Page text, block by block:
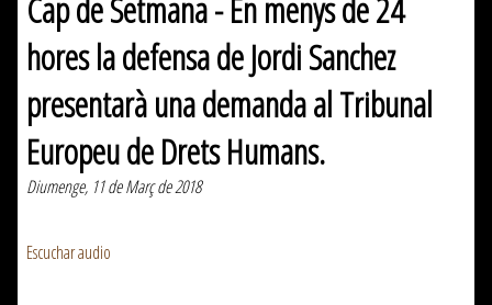
Cap de Setmana - En menys de 24
hores la defensa de Jordi Sanchez
presentarà una demanda al Tribunal
Europeu de Drets Humans.
Diumenge, 11 de Març de 2018
Escuchar audio